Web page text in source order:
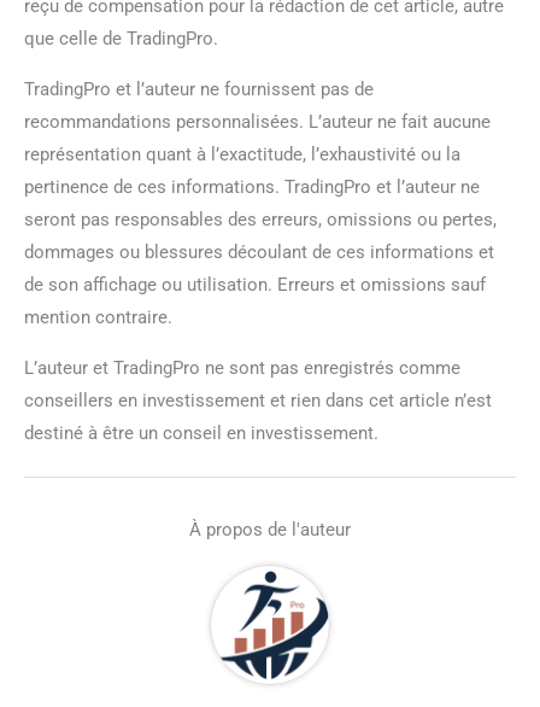
reçu de compensation pour la rédaction de cet article, autre
que celle de TradingPro.
TradingPro et l’auteur ne fournissent pas de
recommandations personnalisées. L’auteur ne fait aucune
représentation quant à l’exactitude, l’exhaustivité ou la
pertinence de ces informations. TradingPro et l’auteur ne
seront pas responsables des erreurs, omissions ou pertes,
dommages ou blessures découlant de ces informations et
de son affichage ou utilisation. Erreurs et omissions sauf
mention contraire.
L’auteur et TradingPro ne sont pas enregistrés comme
conseillers en investissement et rien dans cet article n’est
destiné à être un conseil en investissement.
À propos de l'auteur